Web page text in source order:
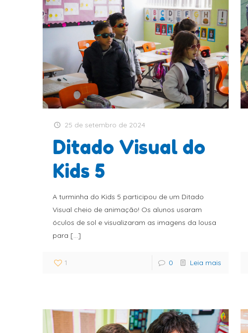
25 de setembro de 2024
Ditado Visual do
Kids 5
A turminha do Kids 5 participou de um Ditado
Visual cheio de animação! Os alunos usaram
óculos de sol e visualizaram as imagens da lousa
para […]
1 0 Leia mais